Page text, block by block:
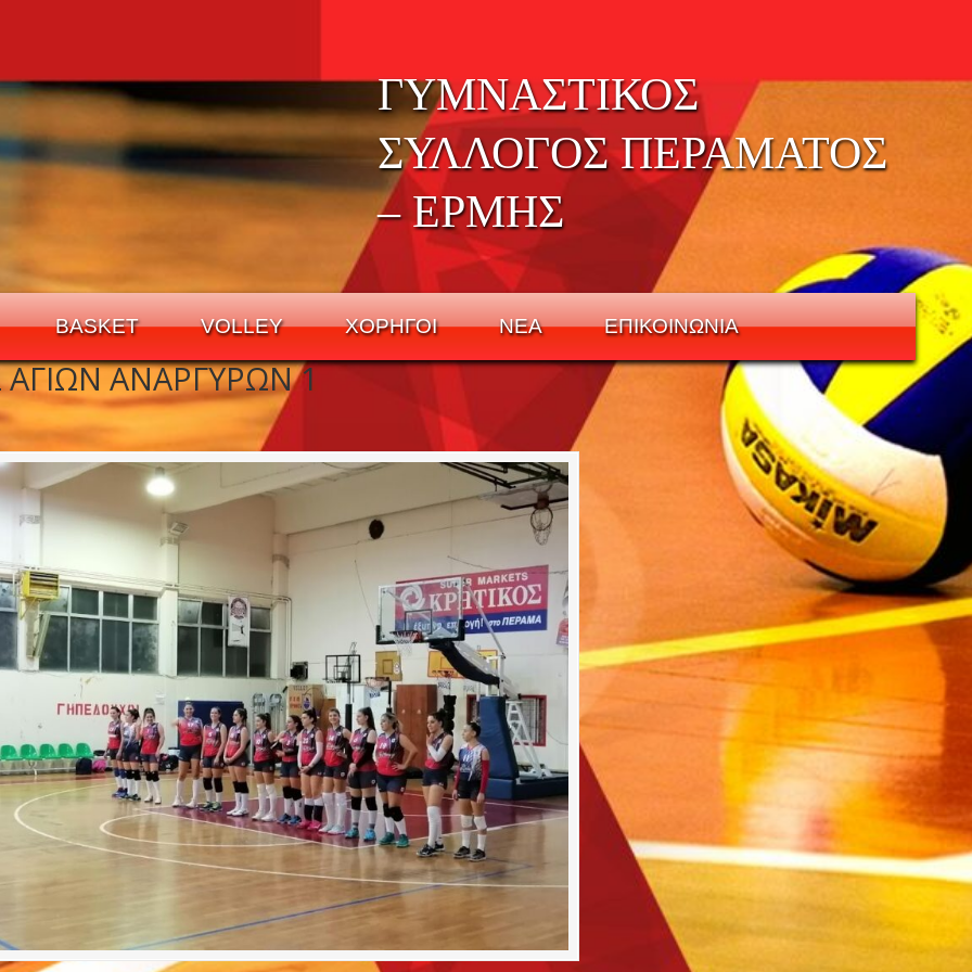
ΓΥΜΝΑΣΤΙΚΟΣ
ΣΥΛΛΟΓΟΣ ΠΕΡΑΜΑΤΟΣ
– ΕΡΜΗΣ
BASKET VOLLEY ΧΟΡΗΓΟΙ ΝΕΑ ΕΠΙΚΟΙΝΩΝΙΑ
ΑΝΑΡΓΥΡΩΝ 1